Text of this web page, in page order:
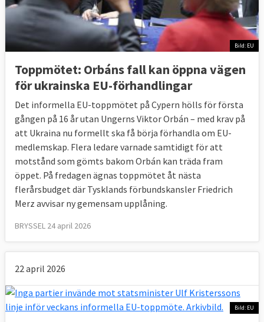
Bild: EU
Toppmötet: Orbáns fall kan öppna vägen
för ukrainska EU-förhandlingar
Det informella EU-toppmötet på Cypern hölls för första
gången på 16 år utan Ungerns Viktor Orbán – med krav på
att Ukraina nu formellt ska få börja förhandla om EU-
medlemskap. Flera ledare varnade samtidigt för att
motstånd som gömts bakom Orbán kan träda fram
öppet. På fredagen ägnas toppmötet åt nästa
flerårsbudget där Tysklands förbundskansler Friedrich
Merz avvisar ny gemensam upplåning.
BRYSSEL 24 april 2026
22 april 2026
Bild: EU